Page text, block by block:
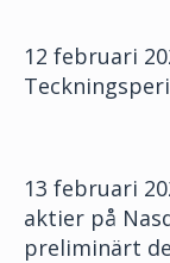
12 februari
13 februari
aktier på
preliminärt